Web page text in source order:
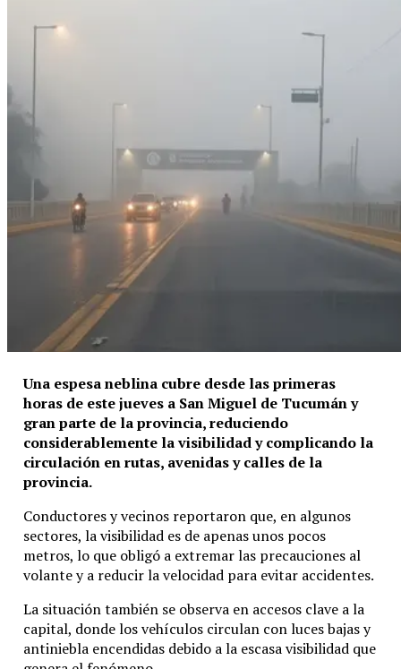
Una espesa neblina cubre desde las primeras
horas de este jueves a San Miguel de Tucumán y
gran parte de la provincia, reduciendo
considerablemente la visibilidad y complicando la
circulación en rutas, avenidas y calles de la
provincia.
Conductores y vecinos reportaron que, en algunos
sectores, la visibilidad es de apenas unos pocos
metros, lo que obligó a extremar las precauciones al
volante y a reducir la velocidad para evitar accidentes.
La situación también se observa en accesos clave a la
capital, donde los vehículos circulan con luces bajas y
antiniebla encendidas debido a la escasa visibilidad que